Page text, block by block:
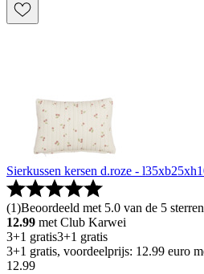
Sierkussen kersen d.roze -
(1)Beoordeeld met 5.0 van de 5
12.99 met Club Karwei
3+1 gratis3+1 gratis
3+1 gratis, voordeelprijs: 12.99 euro
12.99